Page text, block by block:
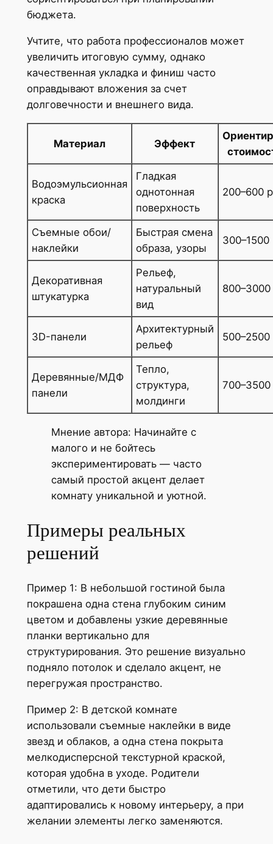
бюджета.
Учтите, что работа профессионалов может
увеличить итоговую сумму, однако
качественная укладка и финиш часто
оправдывают вложения за счет
долговечности и внешнего вида.
Материал Эффект
Водоэмульсионная
краска
Гладкая
однотонная
поверхность
200–600
Съемные обои/
наклейки
Быстрая смена
образа, узоры
300–1500
Декоративная
штукатурка
Рельеф,
натуральный
вид
800–3000
3D-панели
Архитектурный
рельеф
500–2500
Деревянные/МДФ
панели
Тепло,
структура,
молдинги
700–3500
Мнение автора: Начинайте с
малого и не бойтесь
экспериментировать — часто
самый простой акцент делает
комнату уникальной и уютной.
Примеры реальных
решений
Пример 1: В небольшой гостиной была
покрашена одна стена глубоким синим
цветом и добавлены узкие деревянные
планки вертикально для
структурирования. Это решение визуально
подняло потолок и сделало акцент, не
перегружая пространство.
Пример 2: В детской комнате
использовали съемные наклейки в виде
звезд и облаков, а одна стена покрыта
мелкодисперсной текстурной краской,
которая удобна в уходе. Родители
отметили, что дети быстро
адаптировались к новому интерьеру, а при
желании элементы легко заменяются.